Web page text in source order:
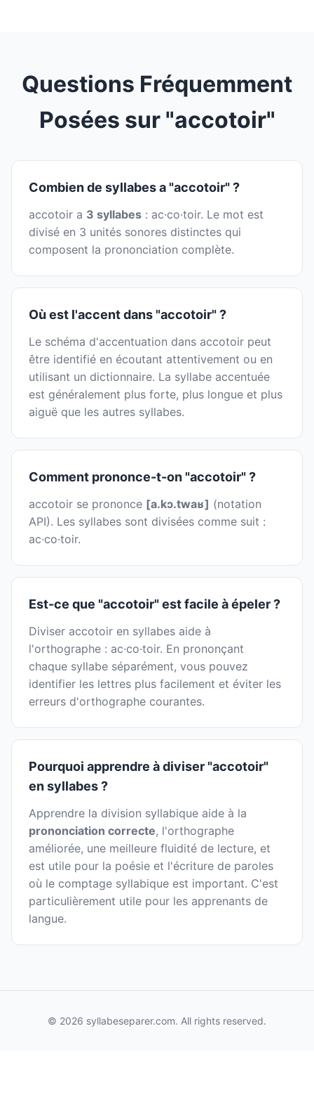
Questions Fréquemment
Posées sur "accotoir"
Combien de syllabes a "accotoir" ?
accotoir a 3 syllabes : ac·co·toir. Le mot est
divisé en 3 unités sonores distinctes qui
composent la prononciation complète.
Où est l'accent dans "accotoir" ?
Le schéma d'accentuation dans accotoir peut
être identifié en écoutant attentivement ou en
utilisant un dictionnaire. La syllabe accentuée
est généralement plus forte, plus longue et plus
aiguë que les autres syllabes.
Comment prononce-t-on "accotoir" ?
accotoir se prononce [a.kɔ.twaʁ] (notation
API). Les syllabes sont divisées comme suit :
ac·co·toir.
Est-ce que "accotoir" est facile à épeler ?
Diviser accotoir en syllabes aide à
l'orthographe : ac·co·toir. En prononçant
chaque syllabe séparément, vous pouvez
identifier les lettres plus facilement et éviter les
erreurs d'orthographe courantes.
Pourquoi apprendre à diviser "accotoir"
en syllabes ?
Apprendre la division syllabique aide à la
prononciation correcte, l'orthographe
améliorée, une meilleure fluidité de lecture, et
est utile pour la poésie et l'écriture de paroles
où le comptage syllabique est important. C'est
particulièrement utile pour les apprenants de
langue.
© 2026 syllabeseparer.com. All rights reserved.